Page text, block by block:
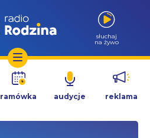
słuchaj
na żywo
ramówka audycje reklama